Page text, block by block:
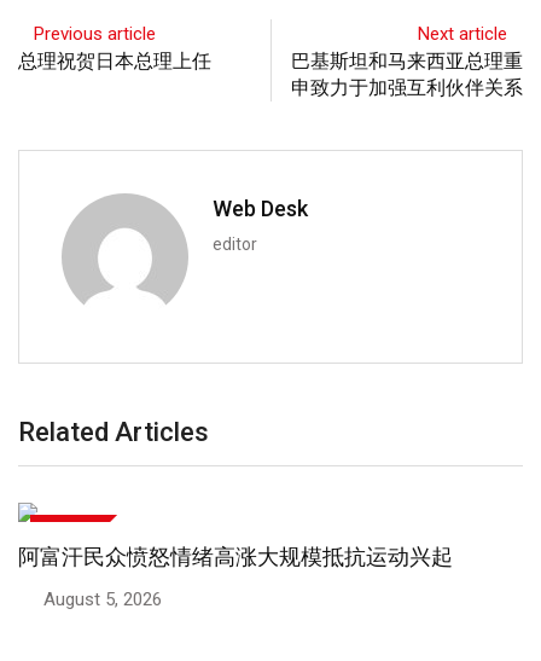
Previous article
总理祝贺日本总理上任
Next article
巴基斯坦和马来西亚总理重
申致力于加强互利伙伴关系
Web Desk
editor
Related Articles
阿富汗民众愤怒情绪高涨大规模抵抗运动兴起
August 5, 2026